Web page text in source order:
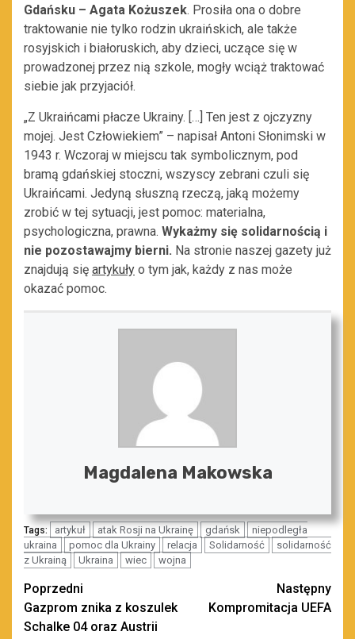
Gdańsku – Agata Kożuszek. Prosiła ona o dobre
traktowanie nie tylko rodzin ukraińskich, ale także
rosyjskich i białoruskich, aby dzieci, uczące się w
prowadzonej przez nią szkole, mogły wciąż traktować
siebie jak przyjaciół.
„Z Ukraińcami płacze Ukrainy. […] Ten jest z ojczyzny
mojej. Jest Człowiekiem” – napisał Antoni Słonimski w
1943 r. Wczoraj w miejscu tak symbolicznym, pod
bramą gdańskiej stoczni, wszyscy zebrani czuli się
Ukraińcami. Jedyną słuszną rzeczą, jaką możemy
zrobić w tej sytuacji, jest pomoc: materialna,
psychologiczna, prawna. Wykażmy się solidarnością i
nie pozostawajmy bierni. Na stronie naszej gazety już
znajdują się artykuły o tym jak, każdy z nas może
okazać pomoc.
Magdalena Makowska
Tags: artykuł atak Rosji na Ukrainę gdańsk
niepodległa
ukraina
pomoc dla Ukrainy relacja Solidarność
solidarność
z Ukrainą
Ukraina wiec wojna
Zobacz
wpisy
Poprzedni
Gazprom znika z koszulek
Schalke 04 oraz Austrii
Następny
Kompromitacja UEFA